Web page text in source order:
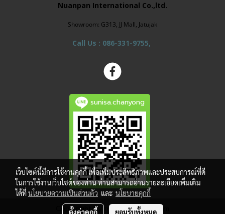
Nuanpan International Co.,ltd.
Showroom: G313, JJ Mall, Jatujak
Call Us : 086-331-9755,
sunisa.chanyong
Copy right by makewebeasy.com
เว็บไซต์นี้มีการใช้งานคุกกี้ เพื่อเพิ่มประสิทธิภาพและประสบการณ์ที่ดี
ในการใช้งานเว็บไซต์ของท่าน ท่านสามารถอ่านรายละเอียดเพิ่มเติม
ได้ที่นโยบายความเป็นส่วนตัว และ นโยบายคุกกี้
ตั้งค่าคุกกี้ ยอมรับทั้งหมด